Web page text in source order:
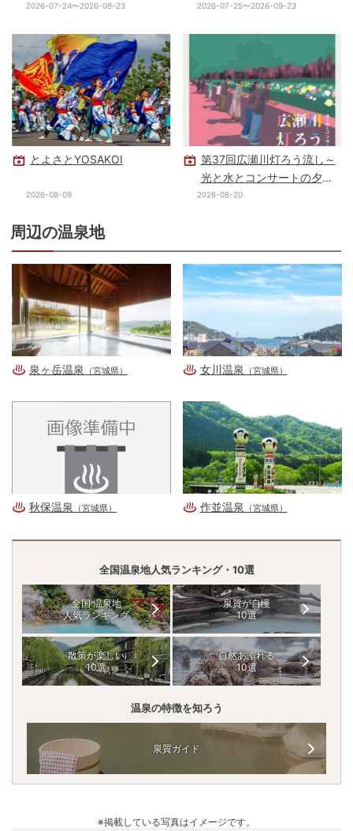
2026-07-24〜2026-08-23 2026-07-25〜2026-09-23
とよさとYOSAKOI
2026-08-09
第37回広瀬川灯ろう流し～
光と水とコンサートの夕べ
～
2026-08-20
周辺の温泉地
泉ヶ岳温泉 （宮城県） 女川温泉 （宮城県）
秋保温泉 （宮城県） 作並温泉 （宮城県）
全国温泉地人気ランキング・10選
全国 温泉地
人気ランキング
泉質が自慢
10選
散策が楽しい
10選
自然あふれる
10選
温泉の特徴を知ろう
泉質ガイド
※掲載している写真はイメージです。